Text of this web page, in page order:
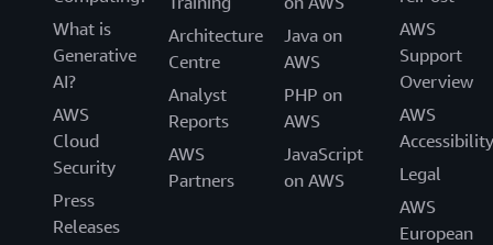
What is
Generative
AI?
AWS
Cloud
Security
Press
Releases
Architecture
Centre
Analyst
Reports
AWS
Partners
Java on
AWS
PHP on
AWS
JavaScript
on AWS
AWS
Support
Overview
AWS
Accessibility
Legal
AWS
European